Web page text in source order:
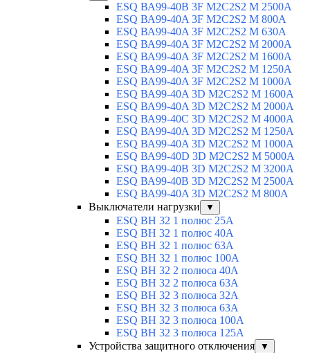
ESQ ВА99-40B 3F M2C2S2 M 2500A
ESQ ВА99-40A 3F M2C2S2 М 800A
ESQ ВА99-40A 3F M2C2S2 М 630A
ESQ ВА99-40A 3F M2C2S2 М 2000A
ESQ ВА99-40A 3F M2C2S2 М 1600A
ESQ ВА99-40A 3F M2C2S2 М 1250A
ESQ ВА99-40A 3F M2C2S2 М 1000A
ESQ ВА99-40A 3D M2C2S2 M 1600A
ESQ ВА99-40A 3D M2C2S2 M 2000A
ESQ ВА99-40C 3D M2C2S2 M 4000A
ESQ ВА99-40A 3D M2C2S2 M 1250A
ESQ ВА99-40A 3D M2C2S2 M 1000A
ESQ ВА99-40D 3D M2C2S2 M 5000A
ESQ ВА99-40B 3D M2C2S2 M 3200A
ESQ ВА99-40B 3D M2C2S2 M 2500A
ESQ ВА99-40A 3D M2C2S2 M 800A
Выключатели нагрузки
▼
ESQ ВН 32 1 полюс 25А
ESQ ВН 32 1 полюс 40А
ESQ ВН 32 1 полюс 63А
ESQ ВН 32 1 полюс 100A
ESQ ВН 32 2 полюса 40А
ESQ ВН 32 2 полюса 63А
ESQ ВН 32 3 полюса 32А
ESQ ВН 32 3 полюса 63А
ESQ ВН 32 3 полюса 100А
ESQ ВН 32 3 полюса 125А
Устройства защитного отключения
▼